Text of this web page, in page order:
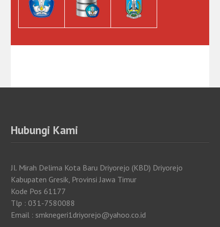
Hubungi Kami
Jl. Mirah Delima Kota Baru Driyorejo (KBD) Driyorejo
Kabupaten Gresik, Provinsi Jawa Timur
Kode Pos 61177
Tlp : 031-7580088
Email : smknegeri1driyorejo@yahoo.co.id